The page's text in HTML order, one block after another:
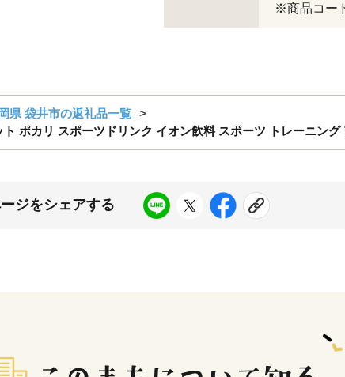
※商品コー
県 袋井市の返礼品一覧
ポカリ スポーツドリンク イオン飲料 スポーツ トレーニン
ジをシェアする